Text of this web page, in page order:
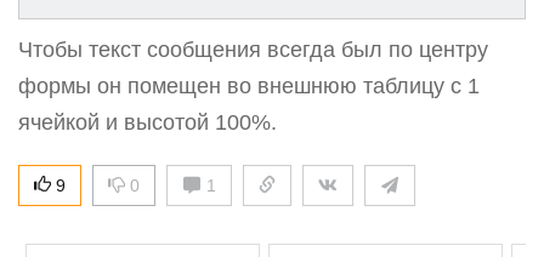
Чтобы текст сообщения всегда был по центру
формы он помещен во внешнюю таблицу с 1
ячейкой и высотой 100%.
9 0 1